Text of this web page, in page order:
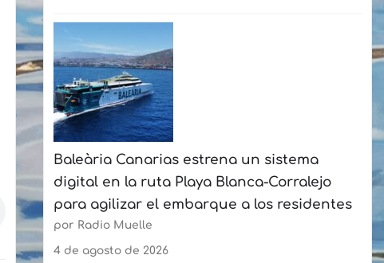
La
Fundación
Puertos
de
Las
Palmas
y
la
Federación
de
Vela
Baleària Canarias estrena un sistema
digital en la ruta Playa Blanca-Corralejo
para agilizar el embarque a los residentes
por Radio Muelle
4 de agosto de 2026